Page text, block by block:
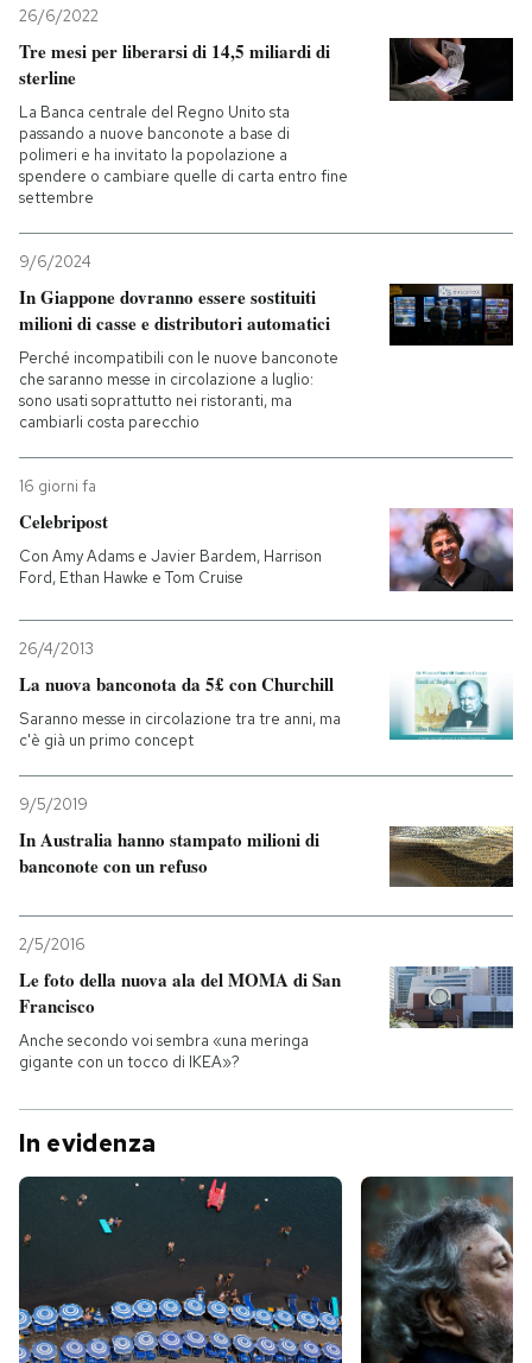
26/6/2022
Tre mesi per liberarsi di 14,5 miliardi di
sterline
La Banca centrale del Regno Unito sta
passando a nuove banconote a base di
polimeri e ha invitato la popolazione a
spendere o cambiare quelle di carta entro fine
settembre
9/6/2024
In Giappone dovranno essere sostituiti
milioni di casse e distributori automatici
Perché incompatibili con le nuove banconote
che saranno messe in circolazione a luglio:
sono usati soprattutto nei ristoranti, ma
cambiarli costa parecchio
16 giorni fa
Celebripost
Con Amy Adams e Javier Bardem, Harrison
Ford, Ethan Hawke e Tom Cruise
26/4/2013
La nuova banconota da 5£ con Churchill
Saranno messe in circolazione tra tre anni, ma
c'è già un primo concept
9/5/2019
In Australia hanno stampato milioni di
banconote con un refuso
2/5/2016
Le foto della nuova ala del MOMA di San
Francisco
Anche secondo voi sembra «una meringa
gigante con un tocco di IKEA»?
In evidenza